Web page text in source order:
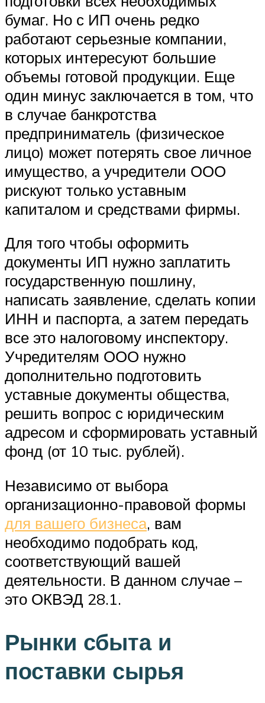
бумаг. Но с ИП очень редко
работают серьезные компании,
которых интересуют большие
объемы готовой продукции. Еще
один минус заключается в том, что
в случае банкротства
предприниматель (физическое
лицо) может потерять свое личное
имущество, а учредители ООО
рискуют только уставным
капиталом и средствами фирмы.
Для того чтобы оформить
документы ИП нужно заплатить
государственную пошлину,
написать заявление, сделать копии
ИНН и паспорта, а затем передать
все это налоговому инспектору.
Учредителям ООО нужно
дополнительно подготовить
уставные документы общества,
решить вопрос с юридическим
адресом и сформировать уставный
фонд (от 10 тыс. рублей).
Независимо от выбора
организационно-правовой формы
для вашего бизнеса, вам
необходимо подобрать код,
соответствующий вашей
деятельности. В данном случае –
это ОКВЭД 28.1.
Рынки сбыта и
поставки сырья